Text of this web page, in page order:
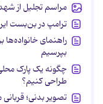
مراسم تجلیل از
ترامپ در بن‌بست
راهنمای
بپرسیم
چگونه یک پارک
طراحی کنیم؟
تصویر بدنی؛